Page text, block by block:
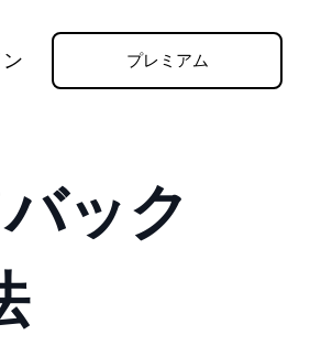
プレミアム
ック